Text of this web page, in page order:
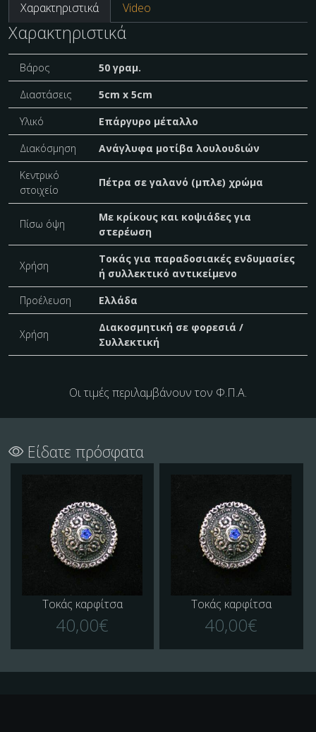
Χαρακτηριστικά Video
Χαρακτηριστικά
Βάρος
50 γραμ.
Διαστάσεις
5cm x 5cm
Υλικό
Επάργυρο μέταλλο
Διακόσμηση
Ανάγλυφα μοτίβα λουλουδιών
Κεντρικό
στοιχείο
Πέτρα σε γαλανό (μπλε) χρώμα
Πίσω όψη
Με κρίκους και κοψιάδες για
στερέωση
Χρήση
Τοκάς για παραδοσιακές ενδυμασίες
ή συλλεκτικό αντικείμενο
Προέλευση
Ελλάδα
Χρήση
Διακοσμητική σε φορεσιά /
Συλλεκτική
Οι τιμές περιλαμβάνουν τον Φ.Π.Α.
Είδατε πρόσφατα
Τοκάς καρφίτσα
40,00€
Τοκάς καρφίτσα
40,00€